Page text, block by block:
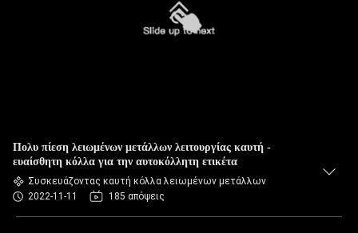
Πολυ πίεση λειωμένων μετάλλων λειτουργίας καυτή -
ευαίσθητη κόλλα για την αυτοκόλλητη ετικέτα
Συσκευάζοντας καυτή κόλλα λειωμένων μετάλλων
2022-11-11
185 απόψεις